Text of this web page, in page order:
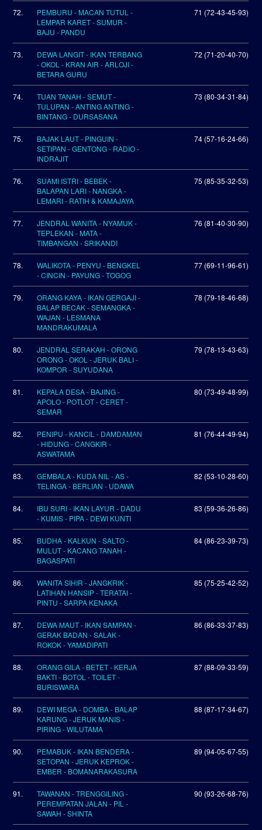
72.
PEMBURU - MACAN TUTUL -
LEMPAR KARET - SUMUR -
BAJU - PANDU
71 (72-43-45-93)
73.
DEWA LANGIT - IKAN TERBANG
- OKOL - KRAN AIR - ARLOJI -
BETARA GURU
72 (71-20-40-70)
74.
TUAN TANAH - SEMUT -
TULUPAN - ANTING ANTING -
BINTANG - DURSASANA
73 (80-34-31-84)
75.
BAJAK LAUT - PINGUIN -
SETIPAN - GENTONG - RADIO -
INDRAJIT
74 (57-16-24-66)
76.
SUAMI ISTRI - BEBEK -
BALAPAN LARI - NANGKA -
LEMARI - RATIH & KAMAJAYA
75 (85-35-32-53)
77.
JENDRAL WANITA - NYAMUK -
TEPLEKAN - MATA -
TIMBANGAN - SRIKANDI
76 (81-40-30-90)
78.
WALIKOTA - PENYU - BENGKEL
- CINCIN - PAYUNG - TOGOG
77 (69-11-96-61)
79.
ORANG KAYA - IKAN GERGAJI -
BALAP BECAK - SEMANGKA -
WAJAN - LESMANA
MANDRAKUMALA
78 (79-18-46-68)
80.
JENDRAL SERAKAH - ORONG
ORONG - OKOL - JERUK BALI -
KOMPOR - SUYUDANA
79 (78-13-43-63)
81.
KEPALA DESA - BAJING -
APOLO - POTLOT - CERET -
SEMAR
80 (73-49-48-99)
82.
PENIPU - KANCIL - DAMDAMAN
- HIDUNG - CANGKIR -
ASWATAMA
81 (76-44-49-94)
83.
GEMBALA - KUDA NIL - AS -
TELINGA - BERLIAN - UDAWA
82 (53-10-28-60)
84.
IBU SURI - IKAN LAYUR - DADU
- KUMIS - PIPA - DEWI KUNTI
83 (59-36-26-86)
85.
BUDHA - KALKUN - SALTO -
MULUT - KACANG TANAH -
BAGASPATI
84 (86-23-39-73)
86.
WANITA SIHIR - JANGKRIK -
LATIHAN HANSIP - TERATAI -
PINTU - SARPA KENAKA
85 (75-25-42-52)
87.
DEWA MAUT - IKAN SAMPAN -
GERAK BADAN - SALAK -
ROKOK - YAMADIPATI
86 (86-33-37-83)
88.
ORANG GILA - BETET - KERJA
BAKTI - BOTOL - TOILET -
BURISWARA
87 (88-09-33-59)
89.
DEWI MEGA - DOMBA - BALAP
KARUNG - JERUK MANIS -
PIRING - WILUTAMA
88 (87-17-34-67)
90.
PEMABUK - IKAN BENDERA -
SETOPAN - JERUK KEPROK -
EMBER - BOMANARAKASURA
89 (94-05-67-55)
91.
TAWANAN - TRENGGILING -
PEREMPATAN JALAN - PIL -
SAWAH - SHINTA
90 (93-26-68-76)